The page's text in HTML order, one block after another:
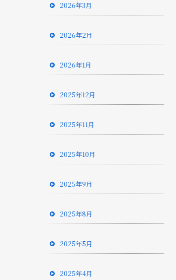
2026年3月
2026年2月
2026年1月
2025年12月
2025年11月
2025年10月
2025年9月
2025年8月
2025年5月
2025年4月